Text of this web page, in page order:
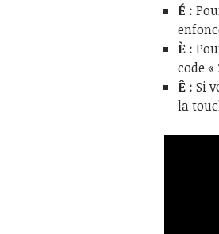
É :
È :
code
Ê : Si
la